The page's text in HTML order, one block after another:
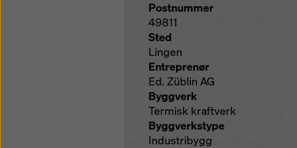
Postnummer
49811
Sted
Lingen
Entreprenør
Ed. Züblin AG
Byggverk
Termisk kraftverk
Byggverkstype
Industribygg